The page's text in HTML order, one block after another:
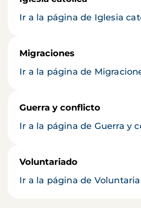
Ir a la página de Iglesia
Migraciones
Ir a la página de
Guerra y conflicto
Ir a la página de Guerra y
Voluntariado
Ir a la página de